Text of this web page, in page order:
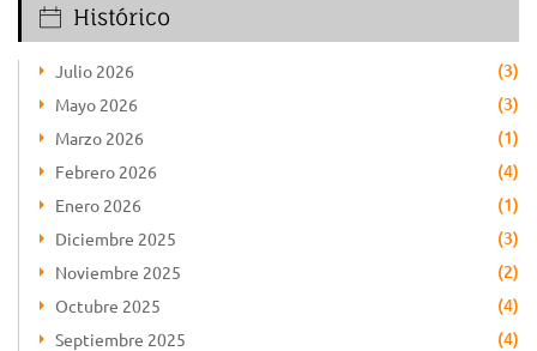
Histórico
Julio 2026 (3)
Mayo 2026 (3)
Marzo 2026 (1)
Febrero 2026 (4)
Enero 2026 (1)
Diciembre 2025 (3)
Noviembre 2025 (2)
Octubre 2025 (4)
Septiembre 2025 (4)